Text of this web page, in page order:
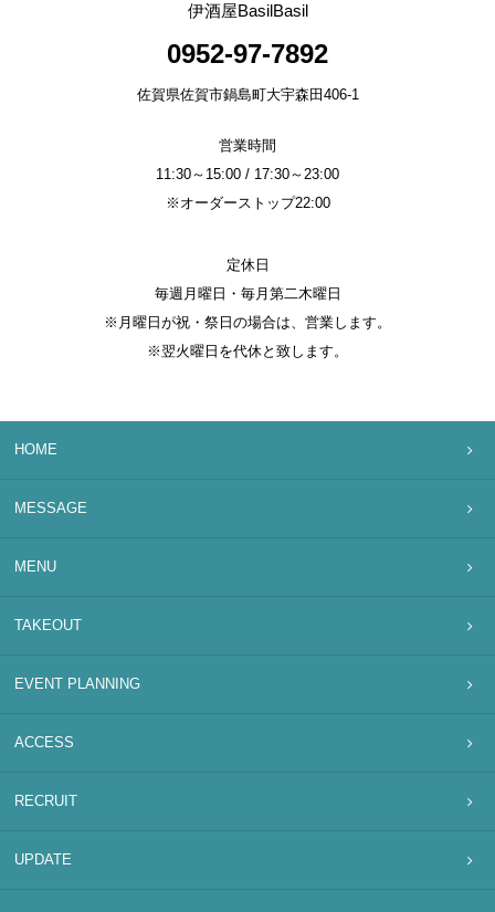
伊酒屋BasilBasil
0952-97-7892
佐賀県佐賀市鍋島町大宇森田406-1
営業時間
11:30～15:00 / 17:30～23:00
※オーダーストップ22:00
定休日
毎週月曜日・毎月第二木曜日
※月曜日が祝・祭日の場合は、営業します。
※翌火曜日を代休と致します。
HOME
MESSAGE
MENU
TAKEOUT
EVENT PLANNING
ACCESS
RECRUIT
UPDATE